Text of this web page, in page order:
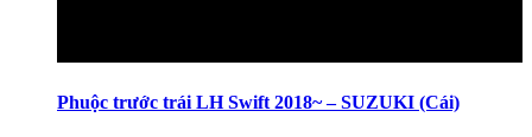
Phuộc trước trái LH Swift 2018~ – SUZUKI (Cái)